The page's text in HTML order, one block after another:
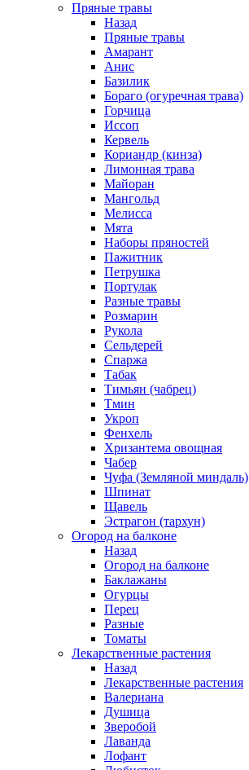
Пряные травы
Назад
Пряные травы
Амарант
Анис
Базилик
Бораго (огуречная трава)
Горчица
Иссоп
Кервель
Кориандр (кинза)
Лимонная трава
Майоран
Мангольд
Мелисса
Мята
Наборы пряностей
Пажитник
Петрушка
Портулак
Разные травы
Розмарин
Рукола
Сельдерей
Спаржа
Табак
Тимьян (чабрец)
Тмин
Укроп
Фенхель
Хризантема овощная
Чабер
Чуфа (Земляной миндаль)
Шпинат
Щавель
Эстрагон (тархун)
Огород на балконе
Назад
Огород на балконе
Баклажаны
Огурцы
Перец
Разные
Томаты
Лекарственные растения
Назад
Лекарственные растения
Валериана
Душица
Зверобой
Лаванда
Лофант